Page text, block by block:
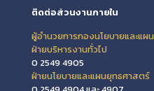
ติดต่อส่วนงานภายใน
ผู้อำนวยการกองนโยบายและแผน
ฝ่ายบริหารงานทั่วไป
0 2549 4905
ฝ่ายนโยบายและแผนยุทธศาสตร์